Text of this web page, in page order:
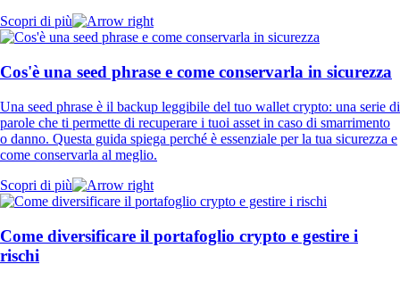
Scopri di più
Cos'è una seed phrase e come conservarla in sicurezza
Una seed phrase è il backup leggibile del tuo wallet crypto: una serie di
parole che ti permette di recuperare i tuoi asset in caso di smarrimento
o danno. Questa guida spiega perché è essenziale per la tua sicurezza e
come conservarla al meglio.
Scopri di più
Come diversificare il portafoglio crypto e gestire i
rischi